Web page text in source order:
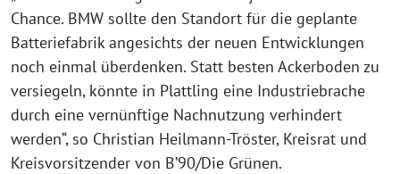
Chance. BMW sollte den Standort für die geplante
Batteriefabrik angesichts der neuen Entwicklungen
noch einmal überdenken. Statt besten Ackerboden zu
versiegeln, könnte in Plattling eine Industriebrache
durch eine vernünftige Nachnutzung verhindert
werden“, so Christian Heilmann-Tröster, Kreisrat und
Kreisvorsitzender von B’90/Die Grünen.